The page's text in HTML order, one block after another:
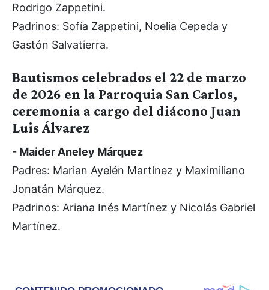
Rodrigo Zappetini.
Padrinos: Sofía Zappetini, Noelia Cepeda y
Gastón Salvatierra.
Bautismos celebrados el 22 de marzo
de 2026 en la Parroquia San Carlos,
ceremonia a cargo del diácono Juan
Luis Álvarez
- Maider Aneley Márquez
Padres: Marian Ayelén Martínez y Maximiliano
Jonatán Márquez.
Padrinos: Ariana Inés Martínez y Nicolás Gabriel
Martínez.